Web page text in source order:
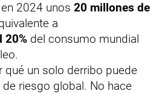
2024 unos 20 millones de
a
20% del consumo mundial
qué un solo derribo puede
riesgo global. No hace